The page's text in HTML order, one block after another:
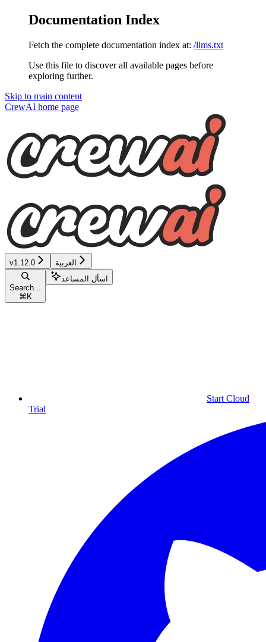
Documentation Index
Fetch the complete documentation index at: /llms.txt
Use this file to discover all available pages before
exploring further.
Skip to main content
CrewAI home page
v1.12.0 العربية
Search...
⌘ K
اسأل المساعد
Start Cloud
Trial